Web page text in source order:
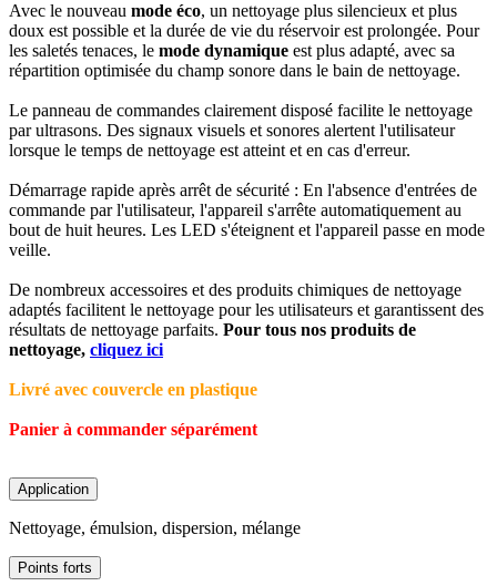
Avec le nouveau mode éco, un nettoyage plus silencieux et plus
doux est possible et la durée de vie du réservoir est prolongée. Pour
les saletés tenaces, le mode dynamique est plus adapté, avec sa
répartition optimisée du champ sonore dans le bain de nettoyage.
Le panneau de commandes clairement disposé facilite le nettoyage
par ultrasons. Des signaux visuels et sonores alertent l'utilisateur
lorsque le temps de nettoyage est atteint et en cas d'erreur.
Démarrage rapide après arrêt de sécurité : En l'absence d'entrées de
commande par l'utilisateur, l'appareil s'arrête automatiquement au
bout de huit heures. Les LED s'éteignent et l'appareil passe en mode
veille.
De nombreux accessoires et des produits chimiques de nettoyage
adaptés facilitent le nettoyage pour les utilisateurs et garantissent des
résultats de nettoyage parfaits. Pour tous nos produits de
nettoyage, cliquez ici
Livré avec couvercle en plastique
Panier à commander séparément
Application
Nettoyage, émulsion, dispersion, mélange
Points forts